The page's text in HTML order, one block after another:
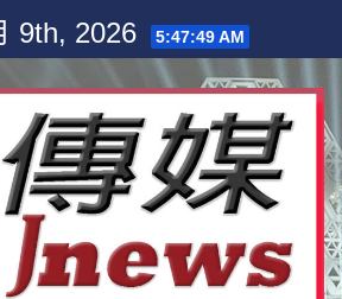
9th, 2026 5:47:51 AM